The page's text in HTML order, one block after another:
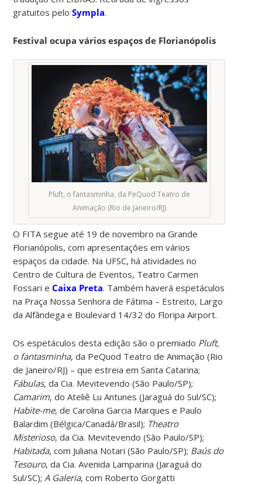
gratuitos peloSympla.
Festival ocupa vários espaços de Florianópolis
Pluft, o fantasminha, da PeQuod Teatro de
Animação (Rio de Janeiro/RJ)
O FITA segue até 19 de novembro na Grande
Florianópolis, com apresentações em vários
espaços da cidade. Na UFSC, há atividades no
Centro de Cultura de Eventos, Teatro Carmen
Fossari eCaixa Preta. Também haverá espetáculos
na Praça Nossa Senhora de Fátima – Estreito, Largo
da Alfândega e Boulevard 14/32 do Floripa Airport.
Os espetáculos desta edição são o premiado Pluft,
o fantasminha, da PeQuod Teatro de Animação (Rio
de Janeiro/RJ) – que estreia em Santa Catarina;
Fábulas, da Cia. Mevitevendo (São Paulo/SP);
Camarim, do Ateliê Lu Antunes (Jaraguá do Sul/SC);
Habite-me, de Carolina Garcia Marques e Paulo
Balardim (Bélgica/Canadá/Brasil); Theatro
Misterioso, da Cia. Mevitevendo (São Paulo/SP);
Habitada, com Juliana Notari (São Paulo/SP); Baús do
Tesouro, da Cia. Avenida Lamparina (Jaraguá do
Sul/SC); A Galeria, com Roberto Gorgatti